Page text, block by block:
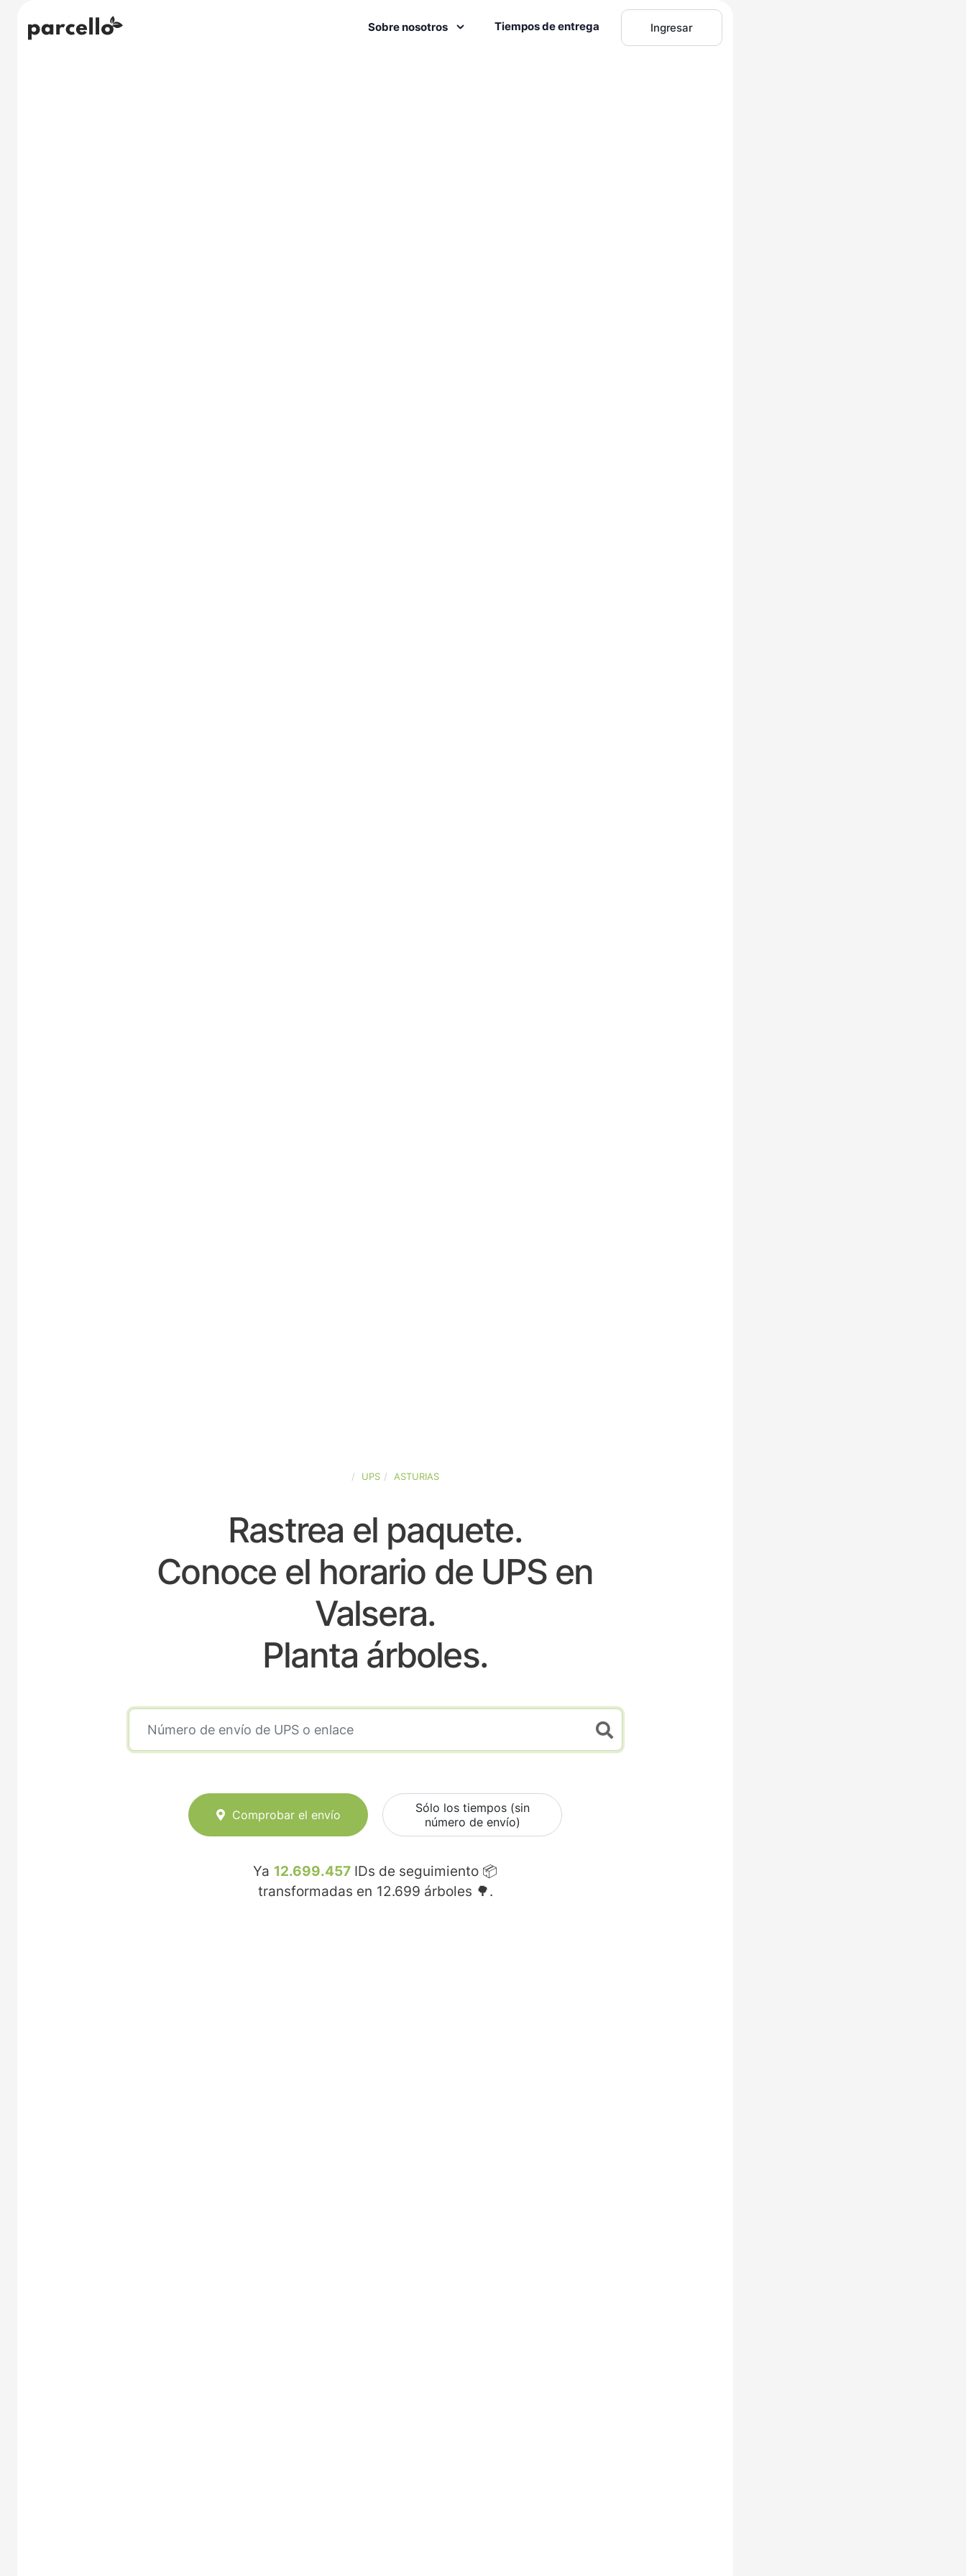
Sobre nosotros Tiempos de entrega Ingresar
UPS ASTURIAS
Rastrea el paquete.
Conoce el horario de UPS en
Valsera.
Planta árboles.
Comprobar el envío
Sólo los tiempos (sin
número de envío)
Ya 12.699.457 IDs de seguimiento 📦
transformadas en 12.699 árboles 🌳.